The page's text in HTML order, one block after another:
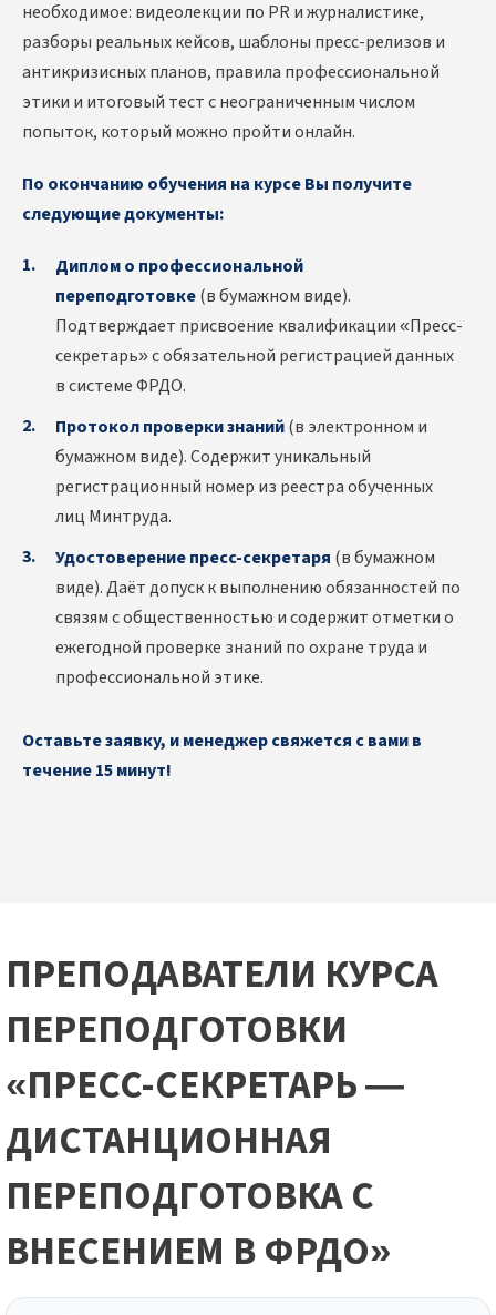
необходимое: видеолекции по PR и журналистике,
разборы реальных кейсов, шаблоны пресс-релизов и
антикризисных планов, правила профессиональной
этики и итоговый тест с неограниченным числом
попыток, который можно пройти онлайн.
По окончанию обучения на курсе Вы получите
следующие документы:
Диплом о профессиональной
переподготовке(в бумажном виде).
Подтверждает присвоение квалификации «Пресс-
секретарь» с обязательной регистрацией данных
в системе ФРДО.
Протокол проверки знаний(в электронном и
бумажном виде). Содержит уникальный
регистрационный номер из реестра обученных
лиц Минтруда.
Удостоверение пресс-секретаря (в бумажном
виде). Даёт допуск к выполнению обязанностей по
связям с общественностью и содержит отметки о
ежегодной проверке знаний по охране труда и
профессиональной этике.
Оставьте заявку, и менеджер свяжется с вами в
течение 15 минут!
ПРЕПОДАВАТЕЛИ КУРСА
ПЕРЕПОДГОТОВКИ
«ПРЕСС-СЕКРЕТАРЬ —
ДИСТАНЦИОННАЯ
ПЕРЕПОДГОТОВКА С
ВНЕСЕНИЕМ В ФРДО»